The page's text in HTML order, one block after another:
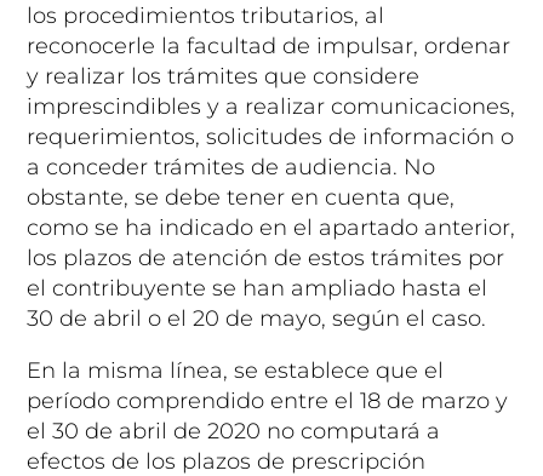
los procedimientos tributarios, al
reconocerle la facultad de impulsar, ordenar
y realizar los trámites que considere
imprescindibles y a realizar comunicaciones,
requerimientos, solicitudes de información o
a conceder trámites de audiencia. No
obstante, se debe tener en cuenta que,
como se ha indicado en el apartado anterior,
los plazos de atención de estos trámites por
el contribuyente se han ampliado hasta el
30 de abril o el 20 de mayo, según el caso.
En la misma línea, se establece que el
período comprendido entre el 18 de marzo y
el 30 de abril de 2020 no computará a
efectos de los plazos de prescripción